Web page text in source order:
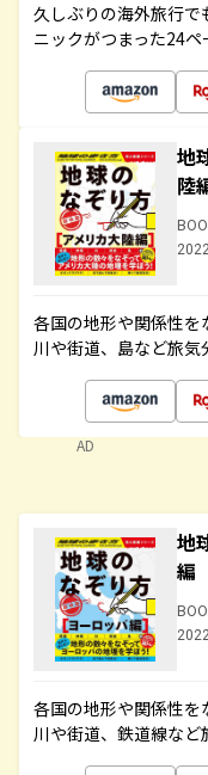
久しぶりの海外旅行で
ニックがつまった24
地
陸
各国の地形や関係性を
川や街道、島など旅気
AD
地
編
各国の地形や関係性を
川や街道、鉄道線など